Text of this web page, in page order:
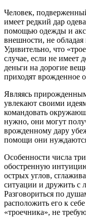
Человек,
имеет редкий дар
помощью одежды и
внешности, не обладая
Удивительно, что
случае, если не имеет
деньги на дорогие
приходят врожденное
Являясь
увлекают своими
командовать
нужно, они могут
врожденному дару
помощи они
Особенности числа
обостренную
острых углов,
ситуации и дружить с
Разговориться по
расположить его к
«троечника», не